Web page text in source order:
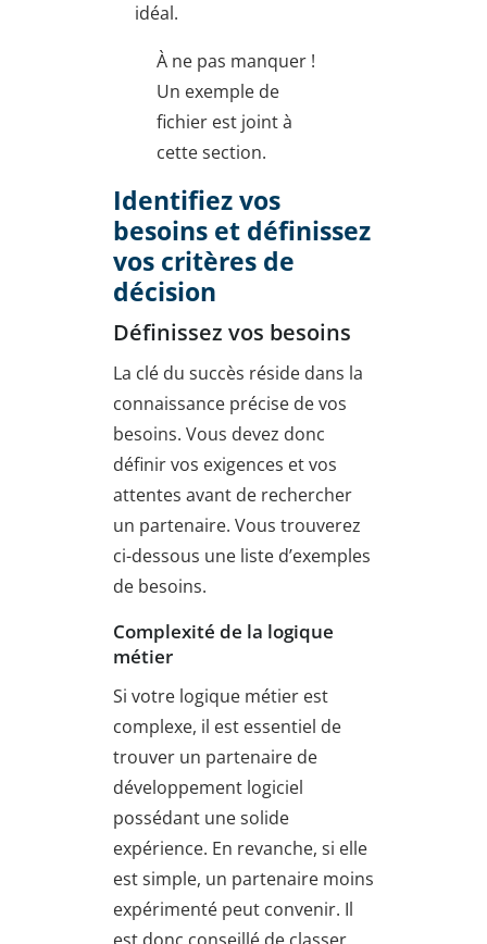
idéal.
À ne pas manquer !
Un exemple de
fichier est joint à
cette section.
Identifiez vos
besoins et définissez
vos critères de
décision
Définissez vos besoins
La clé du succès réside dans la
connaissance précise de vos
besoins. Vous devez donc
définir vos exigences et vos
attentes avant de rechercher
un partenaire. Vous trouverez
ci-dessous une liste d’exemples
de besoins.
Complexité de la logique
métier
Si votre logique métier est
complexe, il est essentiel de
trouver un partenaire de
développement logiciel
possédant une solide
expérience. En revanche, si elle
est simple, un partenaire moins
expérimenté peut convenir. Il
est donc conseillé de classer